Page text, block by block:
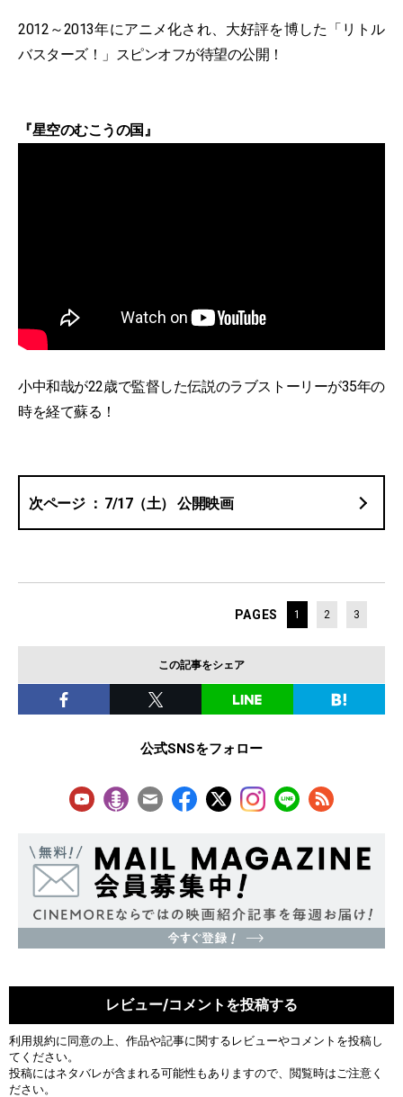
2012～2013年にアニメ化され、大好評を博した「リトル
バスターズ！」スピンオフが待望の公開！
『星空のむこうの国』
小中和哉が22歳で監督した伝説のラブストーリーが35年の
時を経て蘇る！
7/17（土） 公開映画
PAGES 1 2 3
この記事をシェア
公式SNSをフォロー
レビュー/コメントを投稿する
利用規約に同意の上、作品や記事に関するレビューやコメントを投稿し
てください。
投稿にはネタバレが含まれる可能性もありますので、閲覧時はご注意く
ださい。